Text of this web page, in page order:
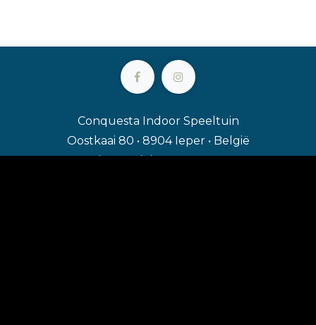
Conquesta Indoor Speeltuin
Oostkaai 80 • 8904 Ieper • België